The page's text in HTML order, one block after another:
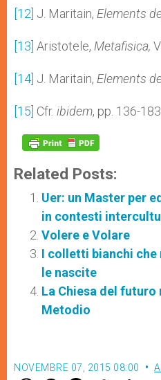
[12] J. Maritain, Elements
[13] Aristotele, Metafisica,
[14] J. Maritain, Elements
[15] Cfr. ibidem, pp. 136-
Related Posts:
Uer: un Master per
in contesti
Volere e Volare
I colletti bianchi che
le nascite
La Chiesa del
Metodio
NOVEMBRE 07, 2015 08:00